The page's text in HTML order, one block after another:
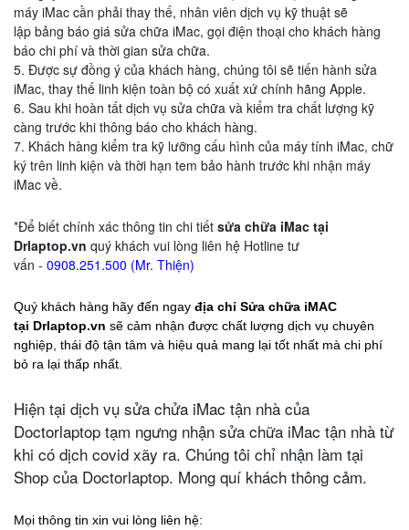
máy iMac cần phải thay thế, nhân viên dịch vụ kỹ thuật sẽ
lập bảng báo giá sửa chữa iMac, gọi điện thoại cho khách hàng
báo chi phí và thời gian sửa chữa.
5. Được sự đồng ý của khách hàng, chúng tôi sẽ tiến hành sửa
iMac, thay thế linh kiện toàn bộ có xuất xứ chính hãng Apple.
6. Sau khi hoàn tất dịch vụ sửa chữa và kiểm tra chất lượng kỹ
càng trước khi thông báo cho khách hàng.
7. Khách hàng kiểm tra kỹ lưỡng cấu hình của máy tính iMac, chữ
ký trên linh kiện và thời hạn tem bảo hành trước khi nhận máy
iMac về.
*Để biết chính xác thông tin chi tiết sửa chữa iMac tại
Drlaptop.vn quý khách vui lòng liên hệ Hotline tư
vấn - 0908.251.500 (Mr. Thiện)
Quý khách hàng hãy đến ngay địa chỉ Sửa chữa iMAC
tại Drlaptop.vn sẽ cảm nhận được chất lượng dịch vụ chuyên
nghiệp, thái độ tận tâm và hiệu quả mang lại tốt nhất mà chi phí
bỏ ra lại thấp nhất.
Hiện tại dịch vụ sửa chửa iMac tận nhà của
Doctorlaptop tạm ngưng nhận sửa chữa iMac tận nhà từ
khi có dịch covid xãy ra. Chúng tôi chỉ nhận làm tại
Shop của Doctorlaptop. Mong quí khách thông cảm.
Mọi thông tin xin vui lòng liên hệ: